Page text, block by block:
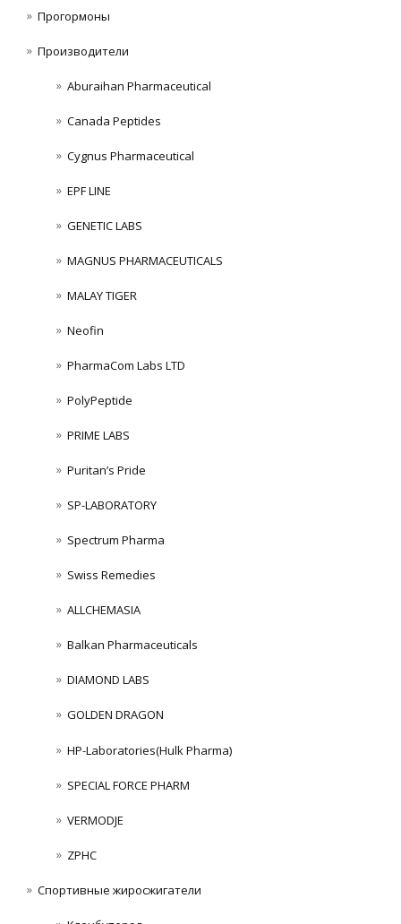
Прогормоны
Производители
Aburaihan Pharmaceutical
Canada Peptides
Cygnus Pharmaceutical
EPF LINE
GENETIC LABS
MAGNUS PHARMACEUTICALS
MALAY TIGER
Neofin
PharmaCom Labs LTD
PolyPeptide
PRIME LABS
Puritan’s Pride
SP-LABORATORY
Spectrum Pharma
Swiss Remedies
ALLCHEMASIA
Balkan Pharmaceuticals
DIAMOND LABS
GOLDEN DRAGON
HP-Laboratories(Hulk Pharma)
SPECIAL FORCE PHARM
VERMODJE
ZPHC
Спортивные жиросжигатели